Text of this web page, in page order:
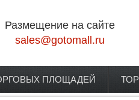
Размещение на сайте
sales@gotomall.ru
ПЛОЩАДЕЙ